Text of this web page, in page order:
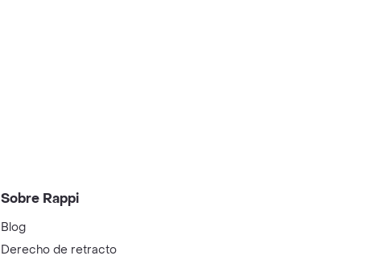
Sobre Rappi
Blog
Derecho de retracto